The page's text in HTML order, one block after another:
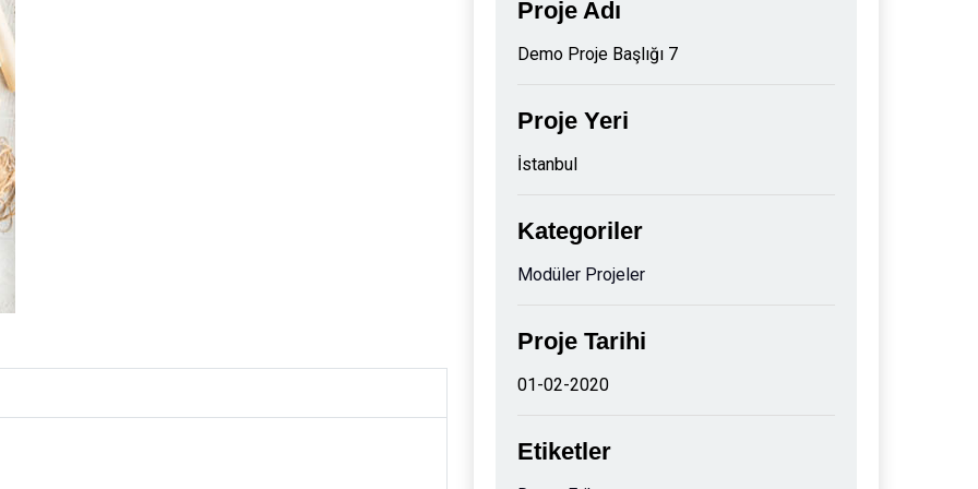
Proje Adı
Demo Proje Başlığı 7
Proje Yeri
İstanbul
Kategoriler
Modüler Projeler
Proje Tarihi
01-02-2020
Etiketler